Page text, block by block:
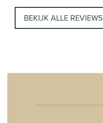
BEKIJK ALLE REVIEWS